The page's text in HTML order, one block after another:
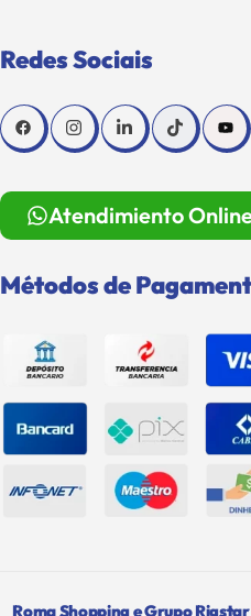
Redes Sociais
Atendimiento
Métodos de
Roma Shopping e Grupo